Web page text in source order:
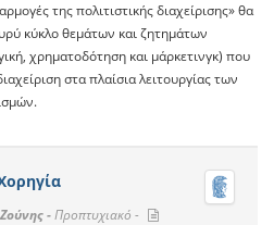
της πολιτιστικής διαχείρισης» θα
κύκλο θεμάτων και ζητημάτων
χρηματοδότηση και μάρκετινγκ) που
στα πλαίσια λειτουργίας των
-Προπτυχιακό -